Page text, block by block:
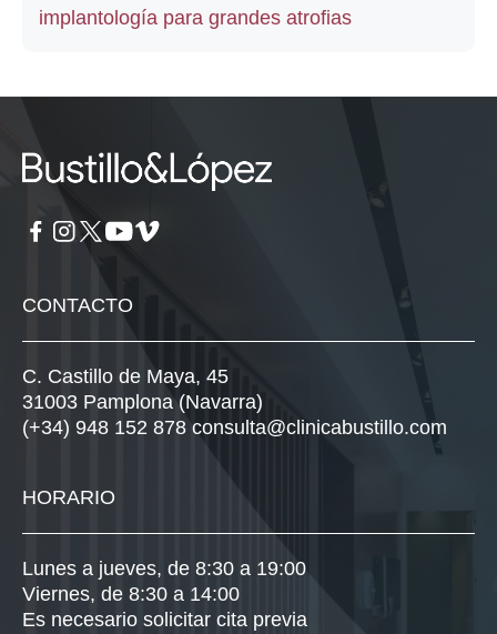
implantología para grandes atrofias
CONTACTO
C. Castillo de Maya, 45
31003 Pamplona (Navarra)
(+34) 948 152 878 consulta@clinicabustillo.com
HORARIO
Lunes a jueves, de 8:30 a 19:00
Viernes, de 8:30 a 14:00
Es necesario solicitar cita previa